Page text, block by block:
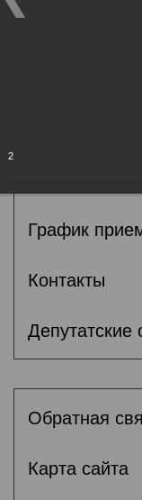
График
Контакты
Депутатские
Обратная
Карта сайта
2